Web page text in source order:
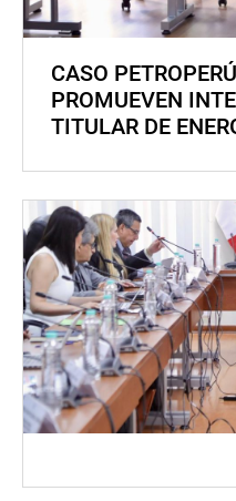
CASO
PROMUEVEN
TITULAR DE